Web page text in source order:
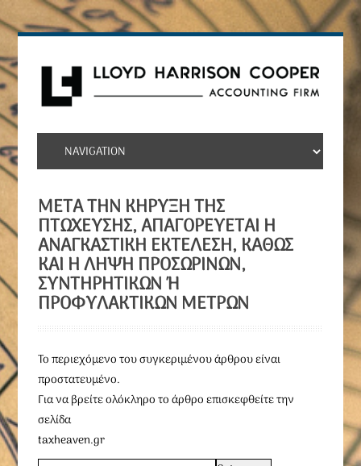
ΜΕΤΆ ΤΗΝ ΚΉΡΥΞΗ ΤΗΣ
ΠΤΏΧΕΥΣΗΣ, ΑΠΑΓΟΡΕΎΕΤΑΙ Η
ΑΝΑΓΚΑΣΤΙΚΉ ΕΚΤΈΛΕΣΗ, ΚΑΘΏΣ
ΚΑΙ Η ΛΉΨΗ ΠΡΟΣΩΡΙΝΏΝ,
ΣΥΝΤΗΡΗΤΙΚΏΝ Ή Π
ΡΟΦΥΛΑΚΤΙΚΏΝ ΜΈΤΡΩΝ
To περιεχόμενο του συγκεριμένου άρθρου είναι
προστατευμένο.
Για να βρείτε ολόκληρο το άρθρο επισκεφθείτε την
σελίδα
taxheaven.gr